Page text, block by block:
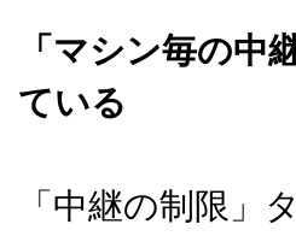
「マシン毎の中
ている
「中継の制限」